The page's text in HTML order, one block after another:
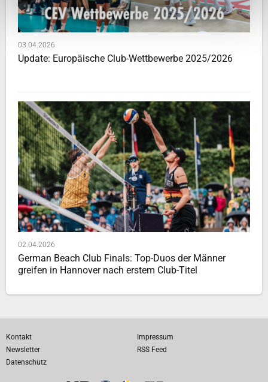
03.04.2026
Update: Europäische Club-Wettbewerbe 2025/2026
02.04.2026
German Beach Club Finals: Top-Duos der Männer
greifen in Hannover nach erstem Club-Titel
Kontakt
Impressum
Newsletter
RSS Feed
Datenschutz